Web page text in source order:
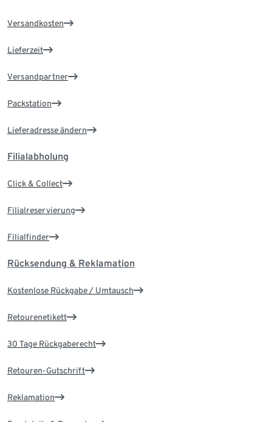
Versandkosten
Lieferzeit
Versandpartner
Packstation
Lieferadresse ändern
Filialabholung
Click & Collect
Filialreservierung
Filialfinder
Rücksendung & Reklamation
Kostenlose Rückgabe / Umtausch
Retourenetikett
30 Tage Rückgaberecht
Retouren-Gutschrift
Reklamation